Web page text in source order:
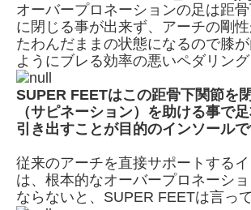
オーバープロネーションの足は距
に閉じる事が出来ず、アーチの剛
たわんだままの状態になるので膝
ようにブレる効率の悪いペダリング
SUPER FEETはこの距骨下関節を
（サピネーション）を助ける事で
引き出すことが目的のインソールで
従来のアーチを直接サポートする
は、根本的なオーバープロネーシ
ならないと、SUPER FEETは言って